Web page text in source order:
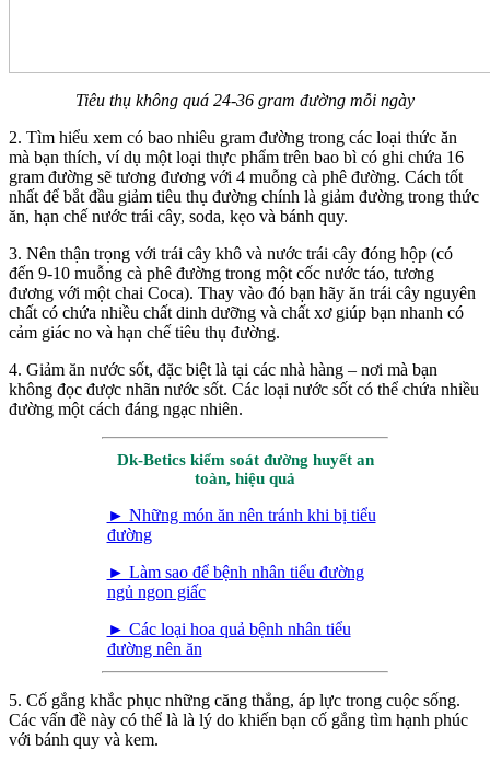
Tiêu thụ không quá 24-36 gram đường mỗi ngày
2. Tìm hiểu xem có bao nhiêu gram đường trong các loại thức ăn
mà bạn thích, ví dụ một loại thực phẩm trên bao bì có ghi chứa 16
gram đường sẽ tương đương với 4 muỗng cà phê đường. Cách tốt
nhất để bắt đầu giảm tiêu thụ đường chính là giảm đường trong thức
ăn, hạn chế nước trái cây, soda, kẹo và bánh quy.
3. Nên thận trọng với trái cây khô và nước trái cây đóng hộp (có
đến 9-10 muỗng cà phê đường trong một cốc nước táo, tương
đương với một chai Coca). Thay vào đó bạn hãy ăn trái cây nguyên
chất có chứa nhiều chất dinh dưỡng và chất xơ giúp bạn nhanh có
cảm giác no và hạn chế tiêu thụ đường.
4. Giảm ăn nước sốt, đặc biệt là tại các nhà hàng – nơi mà bạn
không đọc được nhãn nước sốt. Các loại nước sốt có thể chứa nhiều
đường một cách đáng ngạc nhiên.
Dk-Betics kiểm soát đường huyết an
toàn, hiệu quả
► Những món ăn nên tránh khi bị tiểu
đường
► Làm sao để bệnh nhân tiểu đường
ngủ ngon giấc
► Các loại hoa quả bệnh nhân tiểu
đường nên ăn
5. Cố gắng khắc phục những căng thẳng, áp lực trong cuộc sống.
Các vấn đề này có thể là là lý do khiến bạn cố gắng tìm hạnh phúc
với bánh quy và kem.